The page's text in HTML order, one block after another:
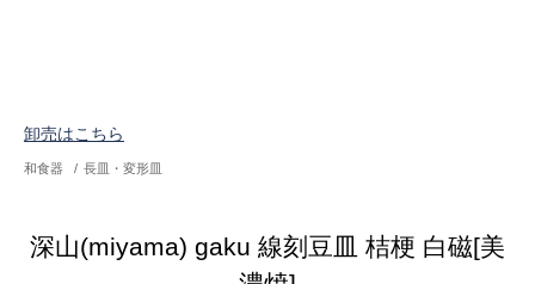
卸売はこちら
和食器 / 長皿・変形皿
深山(miyama) gaku 線刻豆皿 桔梗 白磁[美